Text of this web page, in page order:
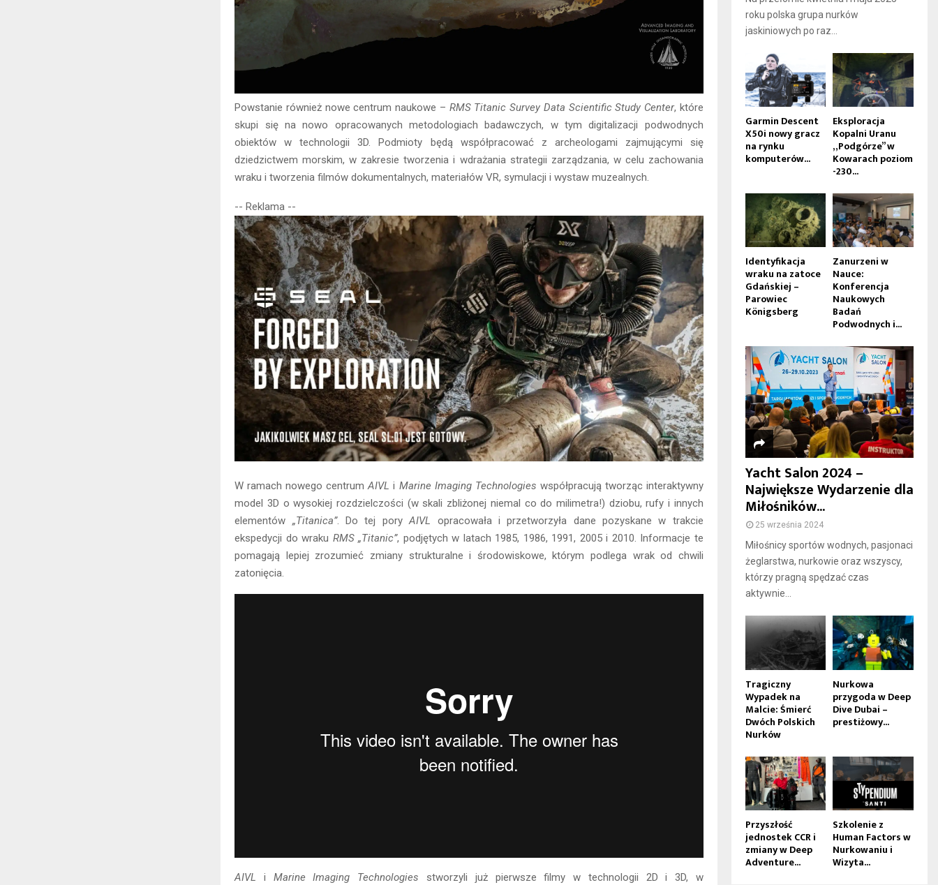
Powstanie również nowe centrum naukowe – RMS Titanic Survey Data Scientific Study Center, które
skupi się na nowo opracowanych metodologiach badawczych, w tym digitalizacji podwodnych
obiektów w technologii 3D. Podmioty będą współpracować z archeologami zajmującymi się
dziedzictwem morskim, w zakresie tworzenia i wdrażania strategii zarządzania, w celu zachowania
wraku i tworzenia filmów dokumentalnych, materiałów VR, symulacji i wystaw muzealnych.
-- Reklama --
W ramach nowego centrum AIVLi Marine Imaging Technologies współpracują tworząc interaktywny
model 3D o wysokiej rozdzielczości (w skali zbliżonej niemal co do milimetra!) dziobu, rufy i innych
elementów „Titanica”. Do tej poryAIVL
opracowała i przetworzyła dane pozyskane w trakcie
ekspedycji do wraku RMS „Titanic”, podjętych w latach 1985, 1986, 1991, 2005 i 2010. Informacje te
pomagają lepiej zrozumieć zmiany strukturalne i środowiskowe, którym podlega wrak od chwili
zatonięcia.
AIVL i Marine Imaging Technologies stworzyli już pierwsze filmy w technologii 2D i 3D, w
roku polska grupa nurków
jaskiniowych po raz...
Garmin Descent
X50i nowy gracz
na rynku
komputerów...
Eksploracja
Kopalni Uranu
„Podgórze” w
Kowarach poziom
-230...
Identyfikacja
wraku na zatoce
Gdańskiej –
Parowiec
Königsberg
Zanurzeni w
Nauce:
Konferencja
Naukowych
Badań
Podwodnych i...
Yacht Salon 2024 –
Największe Wydarzenie dla
Miłośników...
25 września 2024
Miłośnicy sportów wodnych, pasjonaci
żeglarstwa, nurkowie oraz wszyscy,
którzy pragną spędzać czas
aktywnie...
Tragiczny
Wypadek na
Malcie: Śmierć
Dwóch Polskich
Nurków
Nurkowa
przygoda w Deep
Dive Dubai –
prestiżowy...
Przyszłość
jednostek CCR i
zmiany w Deep
Adventure...
Szkolenie z
Human Factors w
Nurkowaniu i
Wizyta...